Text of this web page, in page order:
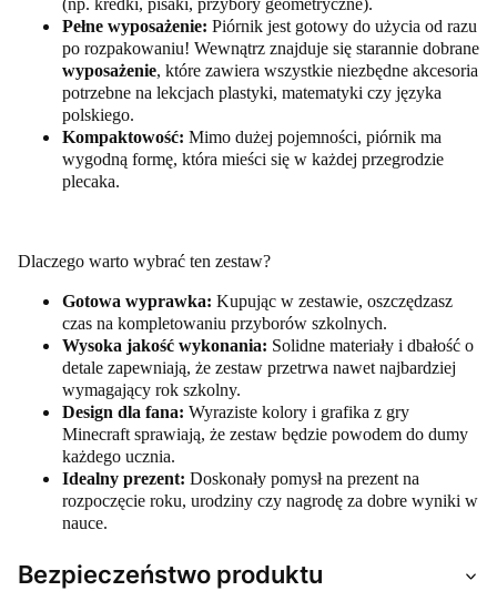
(np. kredki, pisaki, przybory geometryczne).
Pełne wyposażenie: Piórnik jest gotowy do użycia od razu
po rozpakowaniu! Wewnątrz znajduje się starannie dobrane
wyposażenie, które zawiera wszystkie niezbędne akcesoria
potrzebne na lekcjach plastyki, matematyki czy języka
polskiego.
Kompaktowość: Mimo dużej pojemności, piórnik ma
wygodną formę, która mieści się w każdej przegrodzie
plecaka.
Dlaczego warto wybrać ten zestaw?
Gotowa wyprawka: Kupując w zestawie, oszczędzasz
czas na kompletowaniu przyborów szkolnych.
Wysoka jakość wykonania: Solidne materiały i dbałość o
detale zapewniają, że zestaw przetrwa nawet najbardziej
wymagający rok szkolny.
Design dla fana: Wyraziste kolory i grafika z gry
Minecraft sprawiają, że zestaw będzie powodem do dumy
każdego ucznia.
Idealny prezent: Doskonały pomysł na prezent na
rozpoczęcie roku, urodziny czy nagrodę za dobre wyniki w
nauce.
Bezpieczeństwo produktu